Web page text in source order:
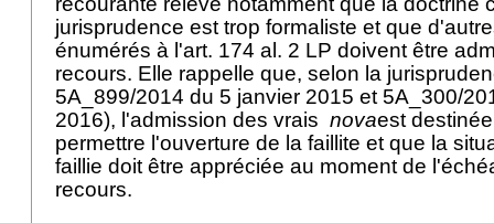
jurisprudence est trop formaliste et que
énumérés à l'art. 174 al. 2 LP doivent être
recours. Elle rappelle que, selon la
5A_899/2014 du 5 janvier 2015 et 5A_300/
2016), l'admission des vrais novaest
permettre l'ouverture de la faillite et que la
faillie doit être appréciée au moment de
recours.